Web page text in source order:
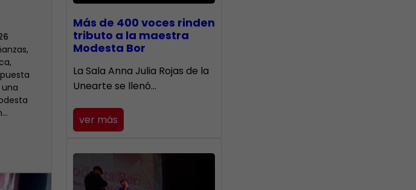
Más de 400 voces rinden
tributo a la maestra
Modesta Bor
​La Sala Anna Julia Rojas de la
Unearte se llenó…
ver más